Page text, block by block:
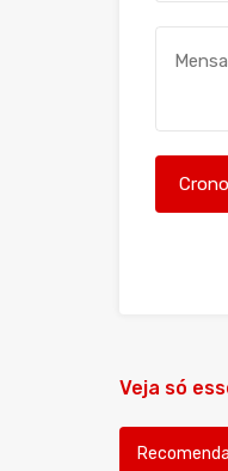
Veja só